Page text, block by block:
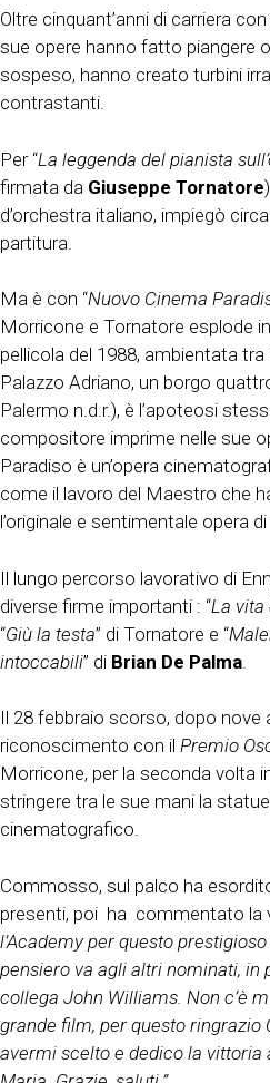
Oltre cinquant’anni di carriera
sue opere hanno fatto piangere
sospeso, hanno creato turbini
contrastanti.
Per “La leggenda del pianista
firmata da Giuseppe Tornatore
d’orchestra italiano, impiegò
partitura.
Ma è con “Nuovo Cinema
Morricone e Tornatore esplode
pellicola del 1988, ambientata
Palazzo Adriano, un borgo
Palermo n.d.r.), è l’apoteosi
compositore imprime nelle sue
Paradiso è un’opera
come il lavoro del Maestro che
l’originale e sentimentale opera
Il lungo percorso lavorativo di
diverse firme importanti : “La vita
“Giù la testa” di Tornatore e “
intoccabili” di Brian De Palma
Il 28 febbraio scorso, dopo nove
riconoscimento con il Premio
Morricone, per la seconda volta
stringere tra le sue mani la
cinematografico.
Commosso, sul palco ha
presenti, poi ha commentato la
l’Academy per questo
pensiero va agli altri nominati,
collega John Williams. Non c’è
grande film, per questo ringrazio
avermi scelto e dedico la vittoria